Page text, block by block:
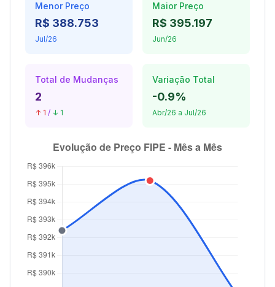
Menor Preço
R$ 388.753
Jul/26
Maior Preço
R$ 395.197
Jun/26
Total de Mudanças
2
↑ 1 / ↓ 1
Variação Total
-0.9%
Abr/26 a Jul/26